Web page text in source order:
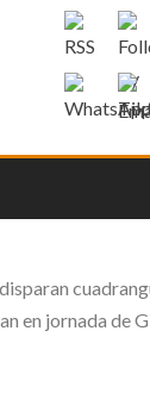
en jornada de